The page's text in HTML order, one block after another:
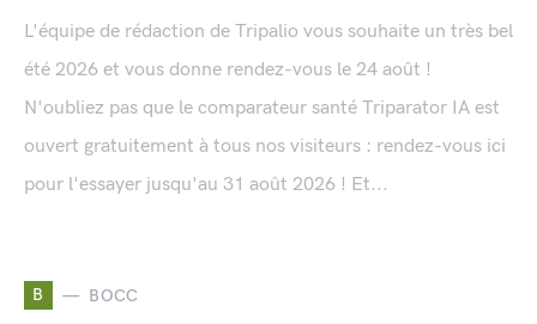
L'équipe de rédaction de Tripalio vous souhaite un très bel
été 2026 et vous donne rendez-vous le 24 août !
N'oubliez pas que le comparateur santé Triparator IA est
ouvert gratuitement à tous nos visiteurs : rendez-vous ici
pour l'essayer jusqu'au 31 août 2026 ! Et...
B BOCC